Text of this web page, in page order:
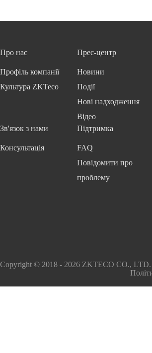
Про нас
Профіль компанії
Культура ZKTeco
Прес-центр
Новини
Події
Нові надходження
Відео
Зв'язок з нами
Консультація
Підтримка
FAQ
Повідомити про
проблему
Copyright © 2018 - 2026 ZKTECO CO., LTD.